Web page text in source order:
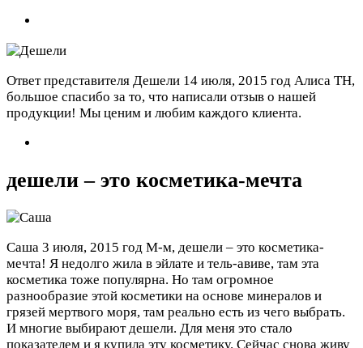
Ответ представителя Дешели 14 июля, 2015 год Алиса ТН,
большое спасибо за то, что написали отзыв о нашей
продукции! Мы ценим и любим каждого клиента.
дешели – это косметика-мечта
Саша 3 июля, 2015 год М-м, дешели – это косметика-
мечта! Я недолго жила в эйлате и тель-авиве, там эта
косметика тоже популярна. Но там огромное
разнообразие этой косметики на основе минералов и
грязей мертвого моря, там реально есть из чего выбрать.
И многие выбирают дешели. Для меня это стало
показателем и я купила эту косметику. Сейчас снова живу